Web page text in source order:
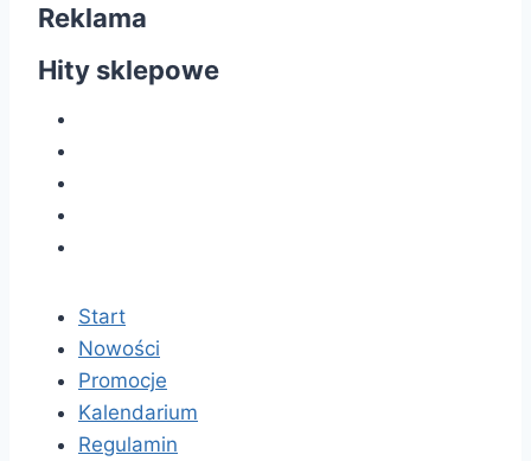
Reklama
Hity sklepowe
Start
Nowości
Promocje
Kalendarium
Regulamin